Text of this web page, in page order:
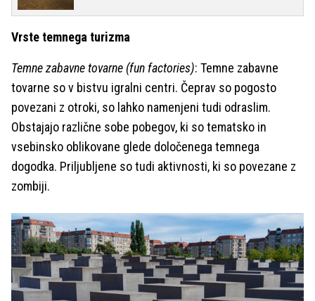
Vrste temnega turizma
Temne zabavne tovarne (fun factories): Temne zabavne
tovarne so v bistvu igralni centri. Čeprav so pogosto
povezani z otroki, so lahko namenjeni tudi odraslim.
Obstajajo različne sobe pobegov, ki so tematsko in
vsebinsko oblikovane glede določenega temnega
dogodka. Priljubljene so tudi aktivnosti, ki so povezane z
zombiji.